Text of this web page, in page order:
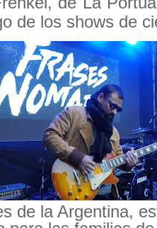
de los shows de
de la Argentina,